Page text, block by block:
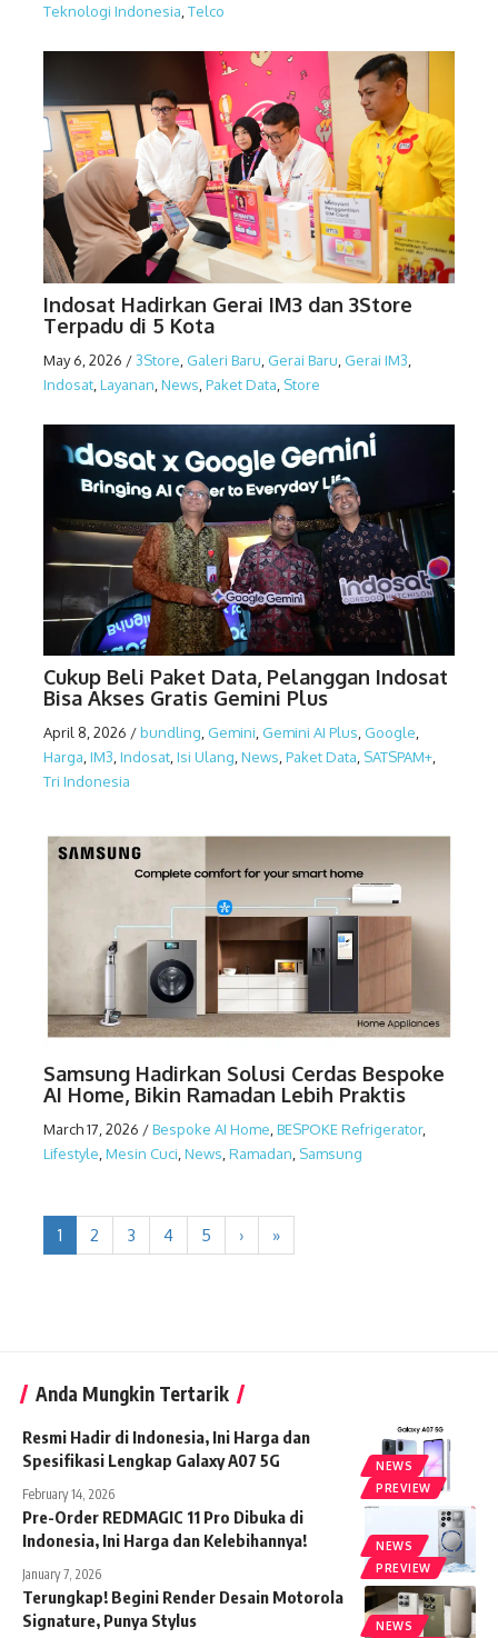
Teknologi Indonesia,Telco
Indosat Hadirkan Gerai IM3 dan 3Store
Terpadu di 5 Kota
May 6, 2026 /3Store Galeri Baru Gerai Baru Gerai IM3
Indosat Layanan News Paket Data Store
Cukup Beli Paket Data, Pelanggan Indosat
Bisa Akses Gratis Gemini Plus
April 8, 2026 /bundling Gemini Gemini AI Plus Google
Harga IM3 Indosat Isi Ulang News Paket Data SATSPAM+
Tri Indonesia
Samsung Hadirkan Solusi Cerdas Bespoke
AI Home, Bikin Ramadan Lebih Praktis
March 17, 2026 /Bespoke AI Home BESPOKE Refrigerator,
Lifestyle Mesin Cuci News Ramadan Samsung
1 2 3 4 5 › »
Anda Mungkin Tertarik
NEWS
PREVIEW
Resmi Hadir di Indonesia, Ini Harga dan
Spesifikasi Lengkap Galaxy A07 5G
February 14, 2026
NEWS
PREVIEW
Pre-Order REDMAGIC 11 Pro Dibuka di
Indonesia, Ini Harga dan Kelebihannya!
January 7, 2026
NEWS
Terungkap! Begini Render Desain Motorola
Signature, Punya Stylus